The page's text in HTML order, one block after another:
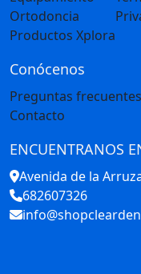
Ortodoncia
Productos Xplora
Conócenos
Preguntas frecuentes
Contacto
ENCUENTRANOS
Avenida de la
682607326